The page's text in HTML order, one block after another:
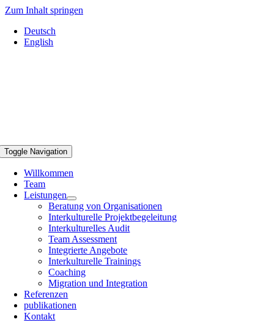
Zum Inhalt springen
Deutsch
English
Toggle Navigation
Willkommen
Team
Leistungen
Beratung von Organisationen
Interkulturelle Projektbegeleitung
Interkulturelles Audit
Team Assessment
Integrierte Angebote
Interkulturelle Trainings
Coaching
Migration und Integration
Referenzen
publikationen
Kontakt